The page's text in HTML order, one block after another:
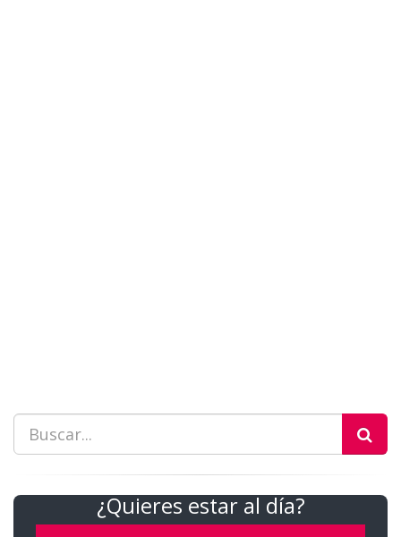
¿Quieres estar al día?